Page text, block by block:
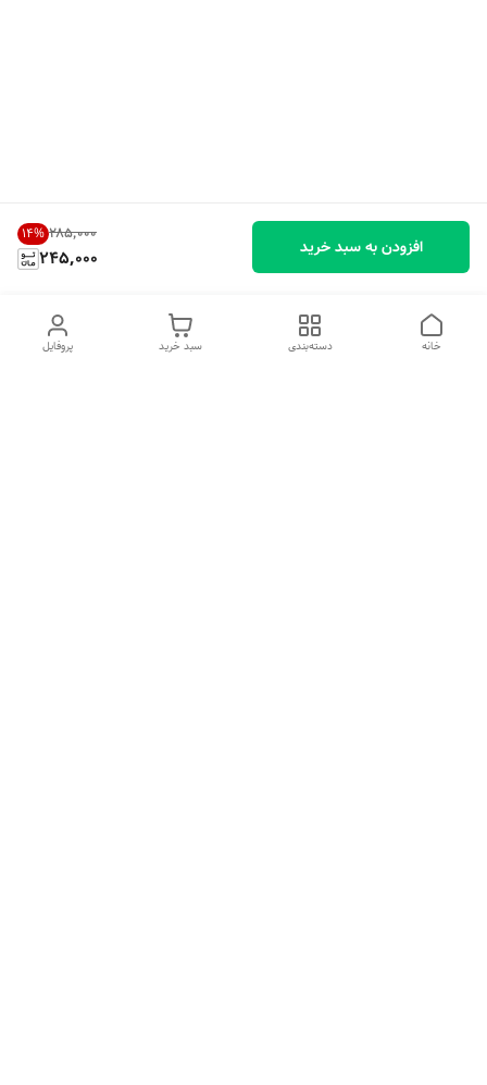
۲۸۵٬۰۰۰ 14%
245,000 افزودن به سبد خرید
پروفایل سبد خرید دسته‌بندی خانه